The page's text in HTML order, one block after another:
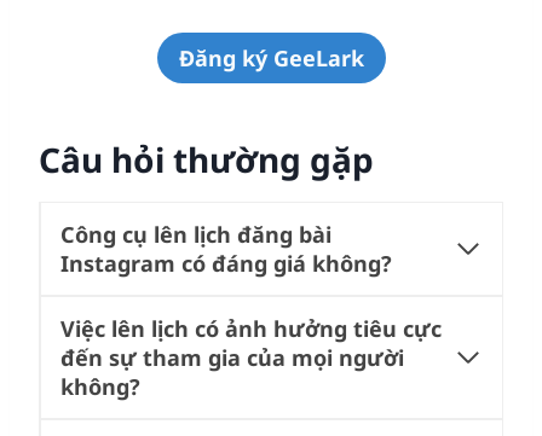
Đăng ký GeeLark
Câu hỏi thường gặp
Công cụ lên lịch đăng bài
Instagram có đáng giá không?
Việc lên lịch có ảnh hưởng tiêu cực
đến sự tham gia của mọi người
không?